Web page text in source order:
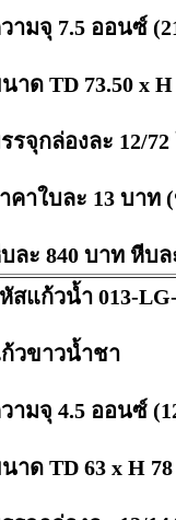
ามจุ 7.5 ออนซ์
าด TD 73.50 x
รจุกล่องละ 12/72
คาใบละ 13 บาท
ละ 840 บาท หีบล
สแก้วน้ำ 013-
วขาวน้ำชา
ามจุ 4.5 ออนซ์
าด TD 63 x H